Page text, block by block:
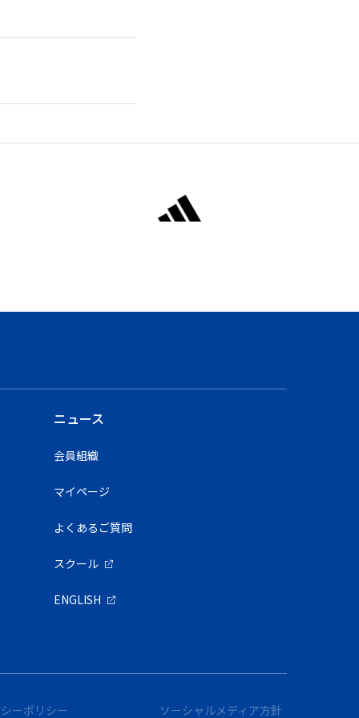
ニュース
会員組織
マイページ
よくあるご質問
スクール
ENGLISH
ーポリシー ソーシャルメディア方針